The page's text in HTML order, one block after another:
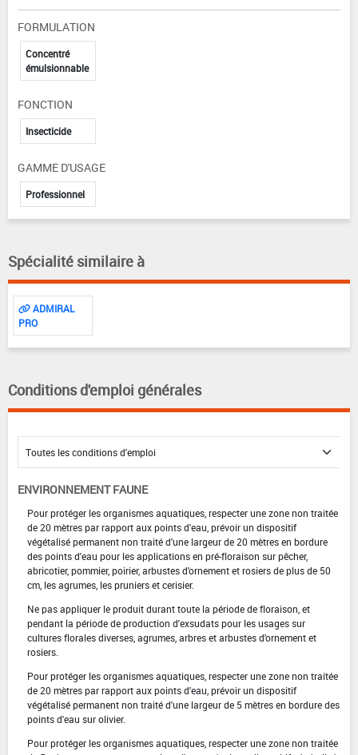
FORMULATION
Concentré
émulsionnable
FONCTION
Insecticide
GAMME D'USAGE
Professionnel
Spécialité similaire à
ADMIRAL
PRO
Conditions d'emploi générales
ENVIRONNEMENT FAUNE
Pour protéger les organismes aquatiques, respecter une zone non traitée
de 20 mètres par rapport aux points d'eau, prévoir un dispositif
végétalisé permanent non traité d'une largeur de 20 mètres en bordure
des points d'eau pour les applications en pré-floraison sur pêcher,
abricotier, pommier, poirier, arbustes d'ornement et rosiers de plus de 50
cm, les agrumes, les pruniers et cerisier.
Ne pas appliquer le produit durant toute la période de floraison, et
pendant la période de production d'exsudats pour les usages sur
cultures florales diverses, agrumes, arbres et arbustes d'ornement et
rosiers.
Pour protéger les organismes aquatiques, respecter une zone non traitée
de 20 mètres par rapport aux points d'eau, prévoir un dispositif
végétalisé permanent non traité d'une largeur de 5 mètres en bordure des
points d'eau sur olivier.
Pour protéger les organismes aquatiques, respecter une zone non traitée